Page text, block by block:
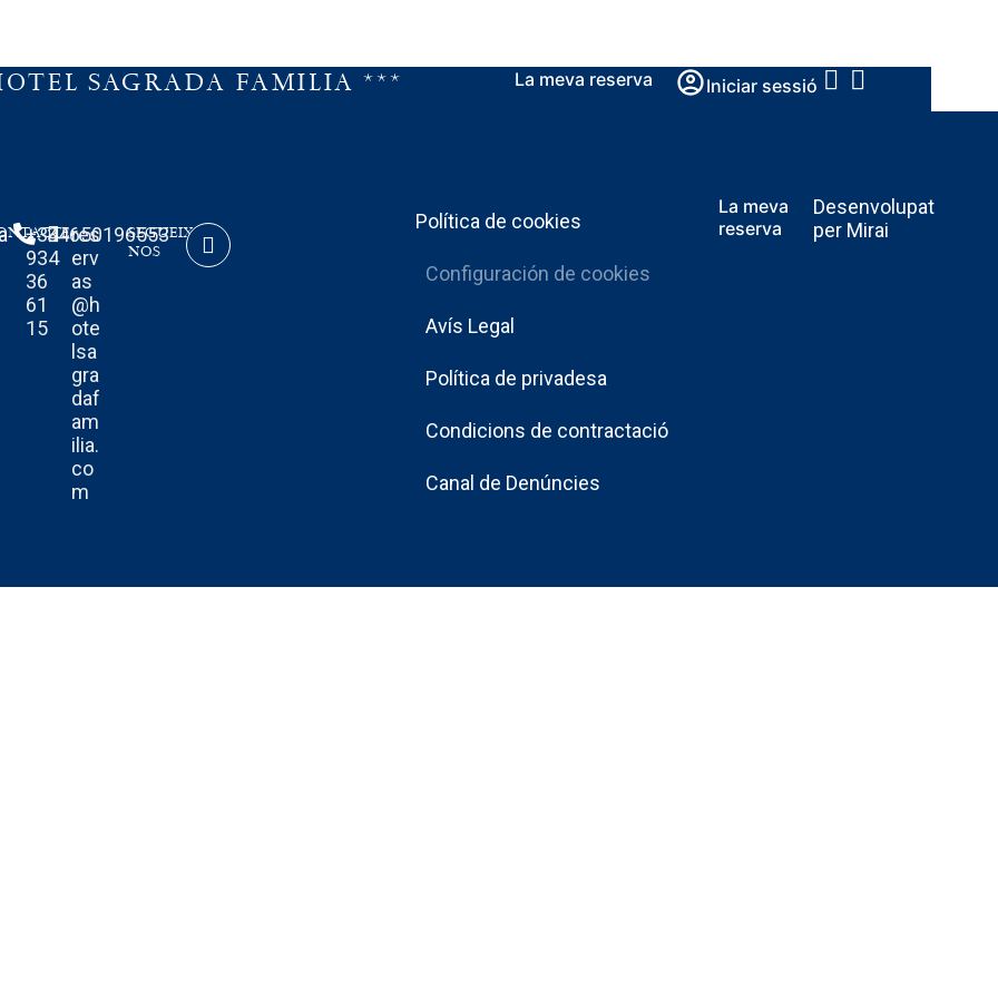
SAGRADA FAMILIA *** Iniciar sessió
La meva reserva
+34
934
36
61
15
34650196553
res
erv
as
@h
ote
lsa
gra
daf
am
ilia.
co
m
SEGUEIX-
NOS
Política de cookies
Configuración de cookies
Avís Legal
Política de privadesa
Condicions de contractació
Canal de Denúncies
La meva
reserva
Desenvolupat
per Mirai